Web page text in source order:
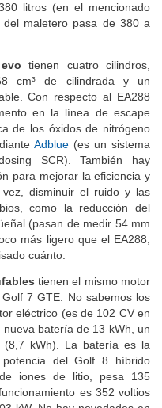
litros (en el mencionado
maletero pasa de 380 a
tienen cuatro cilindros,
cm³ de cilindrada y un
Con respecto al EA288
en la línea de escape
de los óxidos de nitrógeno
Adblue (es un sistema
SCR). También hay
para mejorar la eficiencia y
disminuir el ruido y las
como la reducción del
(pasan de medir 54 mm
más ligero que el EA288,
cuánto.
tienen el mismo motor
7 GTE. No sabemos los
eléctrico (es de 102 CV en
batería de 13 kWh, un
kWh). La batería es la
del Golf 8 híbrido
iones de litio, pesa 135
es 352 voltios